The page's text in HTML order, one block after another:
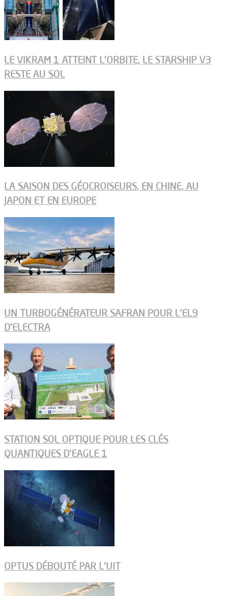
LE VIKRAM 1 ATTEINT L’ORBITE, LE STARSHIP V3
RESTE AU SOL
LA SAISON DES GÉOCROISEURS, EN CHINE, AU
JAPON ET EN EUROPE
UN TURBOGÉNÉRATEUR SAFRAN POUR L’EL9
D’ELECTRA
STATION SOL OPTIQUE POUR LES CLÉS
QUANTIQUES D’EAGLE 1
OPTUS DÉBOUTÉ PAR L’UIT